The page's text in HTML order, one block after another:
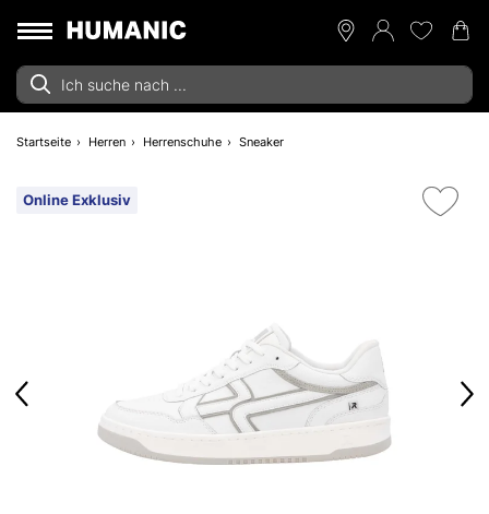
Startseite Herren Herrenschuhe Sneaker
Online Exklusiv